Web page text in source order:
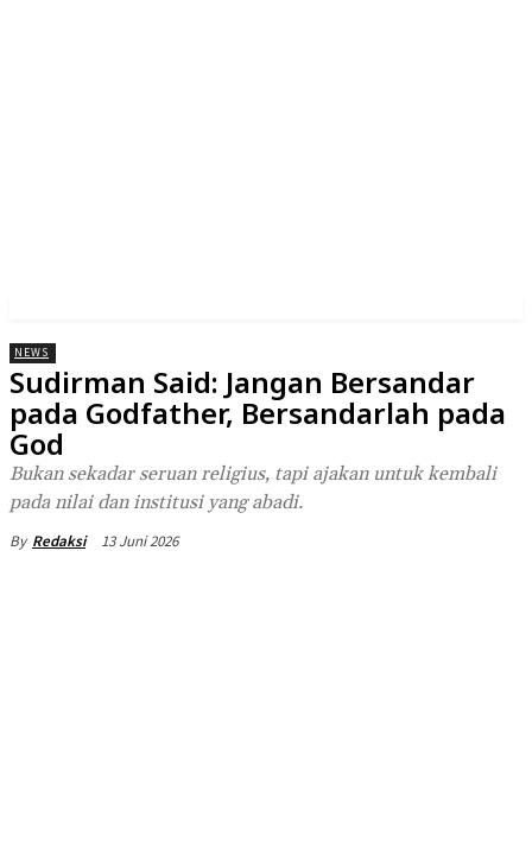
NEWS
Sudirman Said: Jangan Bersandar
pada Godfather, Bersandarlah pada
God
Bukan sekadar seruan religius, tapi ajakan untuk kembali
pada nilai dan institusi yang abadi.
By Redaksi 13 Juni 2026